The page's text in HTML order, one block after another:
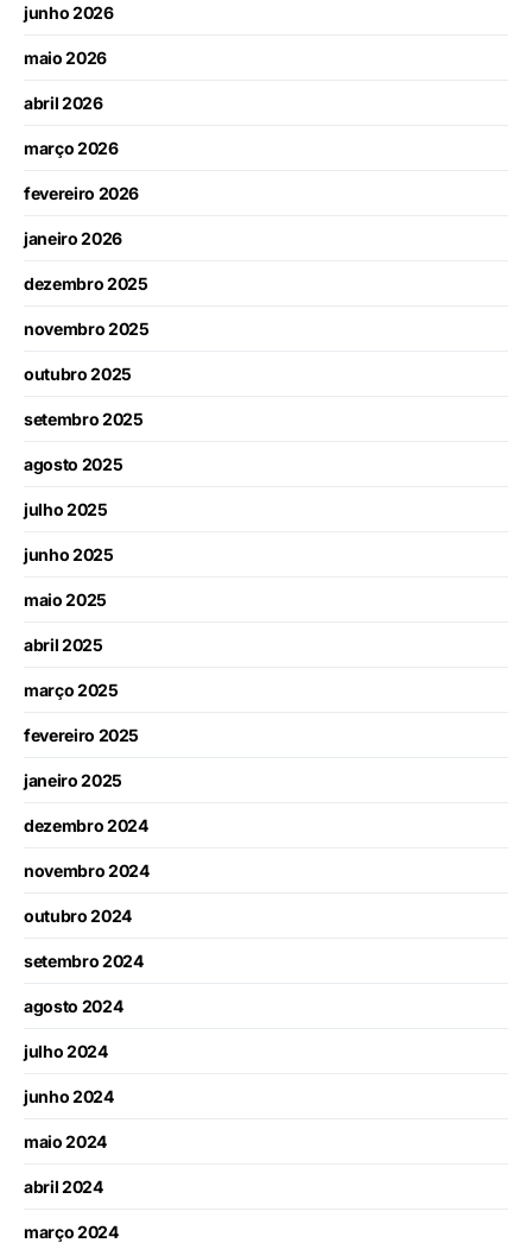
junho 2026
maio 2026
abril 2026
março 2026
fevereiro 2026
janeiro 2026
dezembro 2025
novembro 2025
outubro 2025
setembro 2025
agosto 2025
julho 2025
junho 2025
maio 2025
abril 2025
março 2025
fevereiro 2025
janeiro 2025
dezembro 2024
novembro 2024
outubro 2024
setembro 2024
agosto 2024
julho 2024
junho 2024
maio 2024
abril 2024
março 2024